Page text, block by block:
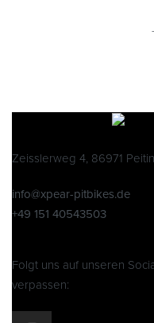
Zeisslerweg 4, 86971
info@xpear-pitbikes.de
+49 151 40543503
Folgt uns auf unseren
verpassen: